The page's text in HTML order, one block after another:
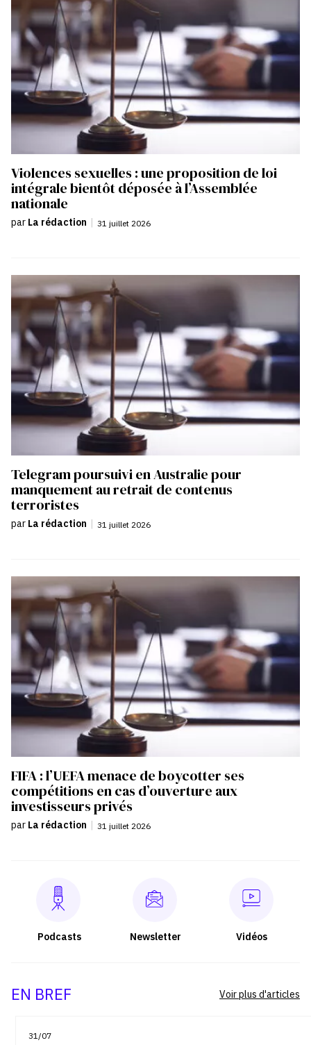
Violences sexuelles : une proposition de loi
intégrale bientôt déposée à l’Assemblée
nationale
par La rédaction | 31 juillet 2026
Telegram poursuivi en Australie pour
manquement au retrait de contenus
terroristes
par La rédaction | 31 juillet 2026
FIFA : l’UEFA menace de boycotter ses
compétitions en cas d’ouverture aux
investisseurs privés
par La rédaction | 31 juillet 2026
Podcasts Newsletter Vidéos
EN BREF
31/07
Voir plus d'articles